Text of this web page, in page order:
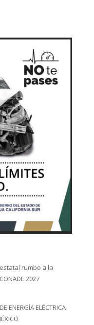
rumbo a la
2027
ENERGÍA ELÉCTRICA